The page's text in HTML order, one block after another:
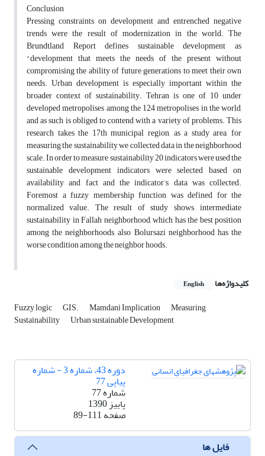
Conclusion
Pressing constraints on development and entrenched negative
trends were the result of modernization in the world. The
Brundtland Report defines sustainable development as
"development that meets the needs of the present without
compromising the ability of future generations to meet their own
needs. Urban development is especially important within the
broader context of sustainability. Tehran is one of 10 under
developed metropolises among the 124 metropolises in the world,
and as such is obliged to contend with a variety of problems. This
research takes the 17th municipal region, as a study area, for
measuring the sustainability we collected data in the neighborhood
scale. In order to measure sustainability 20 indicators were used the
sustainable development indicators were selected based on
availability and fact and the indicator’s data was collected.
Foremost a fuzzy membership function was defined for the
normalized value. The result of study shows, intermediate
sustainability in Fallah neighborhood, which has the best position
among the neighborhoods, also Bolursazi neighborhood has the
worse condition among the neighbor hoods.
کلیدواژه‌ها English
Fuzzy logic GIS. Mamdani Implication Measuring
Sustainability Urban sustainable Development
دوره 43، شماره 3 - شماره
پیاپی 77
شماره 77
پاییز 1390
صفحه89-111
فایل ها